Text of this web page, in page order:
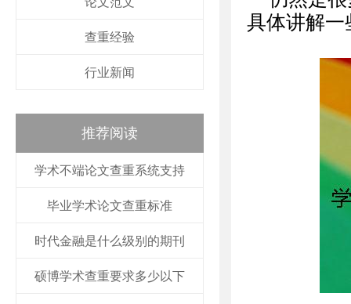
查重经验
行业新闻
推荐阅读
学术不端论文查重系统支持
毕业学术论文查重标准
时代金融是什么级别的期刊
硕博学术查重要求多少以下
具体讲解一